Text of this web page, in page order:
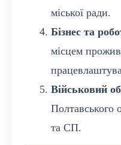
міської ради.
Бізнес та
місцем
Військовий
Полтавського
та СП.